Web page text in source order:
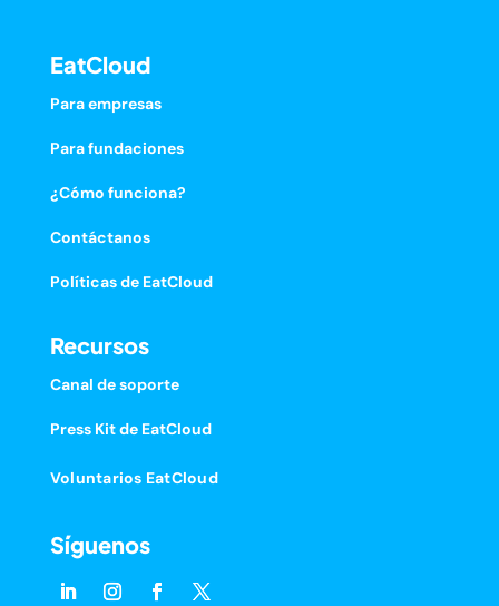
EatCloud
Para empresas
Para fundaciones
¿Cómo funciona?
Contáctanos
Políticas de EatCloud
Recursos
Canal de soporte
Press Kit de EatCloud
Voluntarios EatCloud
Síguenos